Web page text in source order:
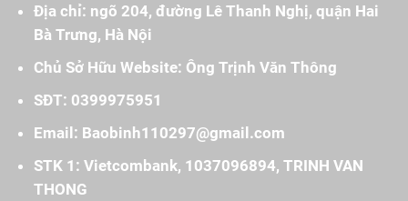
Địa chỉ: ngõ 204, đường Lê Thanh Nghị, quận Hai
Bà Trưng, Hà Nội
Chủ Sở Hữu Website: Ông Trịnh Văn Thông
SĐT: 0399975951
Email: Baobinh110297@gmail.com
STK 1: Vietcombank, 1037096894, TRINH VAN
THONG